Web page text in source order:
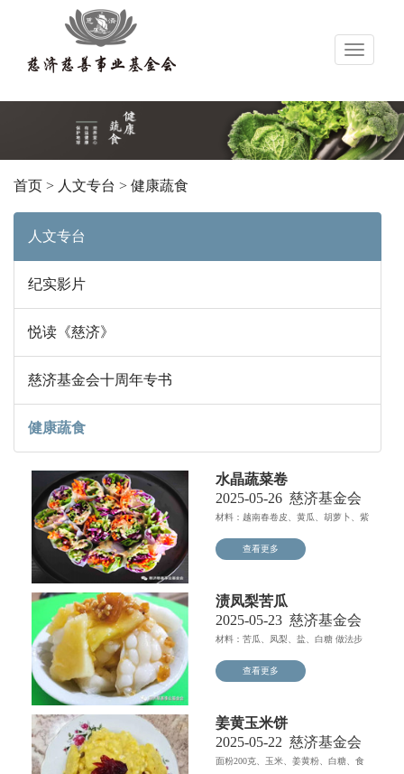
导
首页 > 人文专台 > 健康蔬食
人文专台
纪实影片
悦读《慈济》
慈济基金会十周年专书
健康蔬食
水晶蔬菜卷
2025-05-26 慈济基金会
材料：越南春卷皮、黄瓜、胡萝卜、紫
查看更多
渍凤梨苦瓜
2025-05-23 慈济基金会
材料：苦瓜、凤梨、盐、白糖 做法步
查看更多
姜黄玉米饼
2025-05-22 慈济基金会
面粉200克、玉米、姜黄粉、白糖、食